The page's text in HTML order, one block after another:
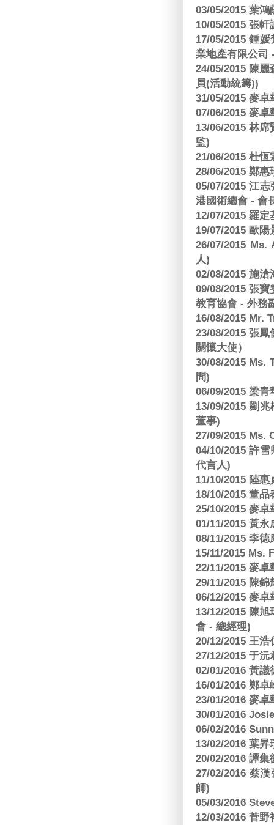
03/05/2015 葉
10/05/2015 張
17/05/2015 鍾
業地產有限公司
24/05/2015 陳
員(活動統籌))
31/05/2015 麥
07/06/2015 麥
13/06/2015 林
監)
21/06/2015 杜
28/06/2015 鄭
05/07/2015 江
港國術總會 - 會
12/07/2015 羅
19/07/2015 歐
26/07/2015
人)
02/08/2015 施
09/08/2015 張
教育協會 - 外務
16/08/2015 Mr.
23/08/2015 張
關懷大使）
30/08/2015 Ms.
問)
06/09/2015 梁
13/09/2015 劉
董事)
27/09/2015 Ms.
04/10/2015 許
代言人)
11/10/2015 陸
18/10/2015 董
25/10/2015 麥
01/11/2015 黃
08/11/2015 李
15/11/2015 Ms.
22/11/2015 麥
29/11/2015 陳
06/12/2015 麥
13/12/2015 陳
會 - 總經理)
20/12/2015 王
27/12/2015 于
02/01/2016 黃
16/01/2016 鄭
23/01/2016 麥
30/01/2016
06/02/2016
13/02/2016 葉
20/02/2016 譚
27/02/2016 蔡
師)
05/03/2016
12/03/2016 菅